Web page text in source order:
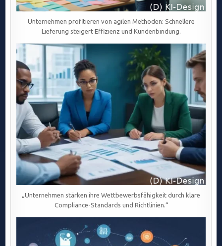
Unternehmen profitieren von agilen Methoden: Schnellere
Lieferung steigert Effizienz und Kundenbindung.
„Unternehmen stärken ihre Wettbewerbsfähigkeit durch klare
Compliance-Standards und Richtlinien.“